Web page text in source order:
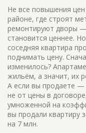
Не все повышения
районе, где строят
ремонтируют дворы
становится ценнее.
соседняя квартира
поднимать цену.
изменилось?
жильём, а значит, их
А если вы продаете —
не от цены в
умноженной на
вы продали квартиру
на 7 млн.